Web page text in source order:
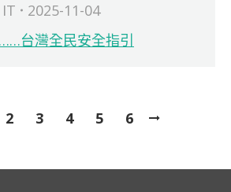
IT
2025-11-04
台灣全民安全指引
2 3 4 5 6